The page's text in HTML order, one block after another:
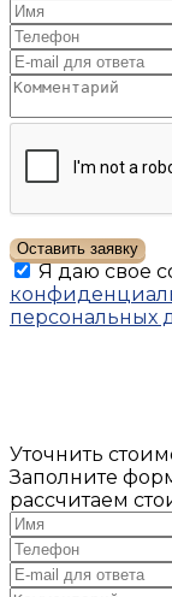
Оставить заявку
Я даю свое
персональных
Уточнить
Заполните
рассчитаем